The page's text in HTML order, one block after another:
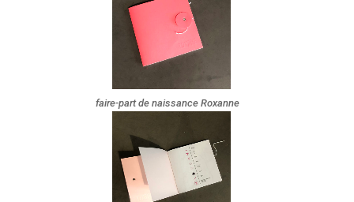
faire-part de naissance Roxanne